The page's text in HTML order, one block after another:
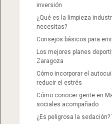
inversión
¿Qué es la limpieza
necesitas?
Consejos básicos para
Los mejores planes
Zaragoza
Cómo incorporar el
reducir el estrés
Cómo conocer gente en
sociales acompañado
¿Es peligrosa la